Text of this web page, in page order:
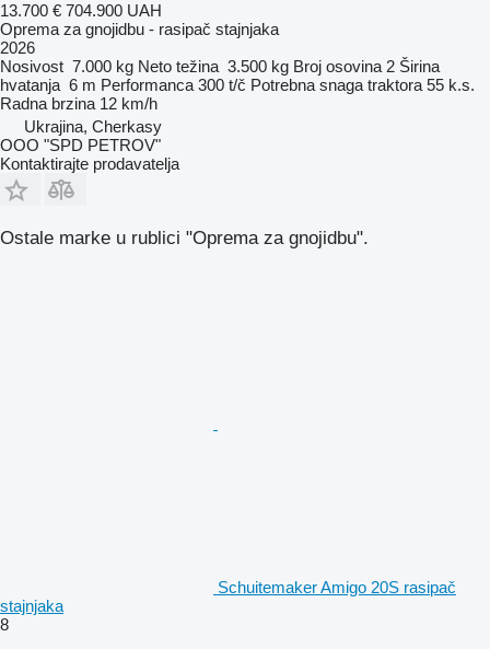
13.700 € 704.900 UAH
Oprema za gnojidbu - rasipač stajnjaka
2026
Nosivost 7.000 kg Neto težina 3.500 kg Broj osovina 2 Širina
hvatanja 6 m Performanca 300 t/č Potrebna snaga traktora 55 k.s.
Radna brzina 12 km/h
Ukrajina, Cherkasy
OOO "SPD PETROV"
Kontaktirajte prodavatelja
Ostale marke u rublici "Oprema za gnojidbu".
Schuitemaker Amigo 20S rasipač
stajnjaka
8